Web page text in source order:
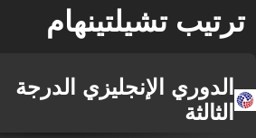
ترتيب تشيلتينهام
الدوري الإنجليزي الدرجة
الثالثة